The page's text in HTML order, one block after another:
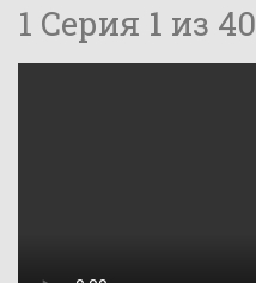
1 Серия 1 из 40